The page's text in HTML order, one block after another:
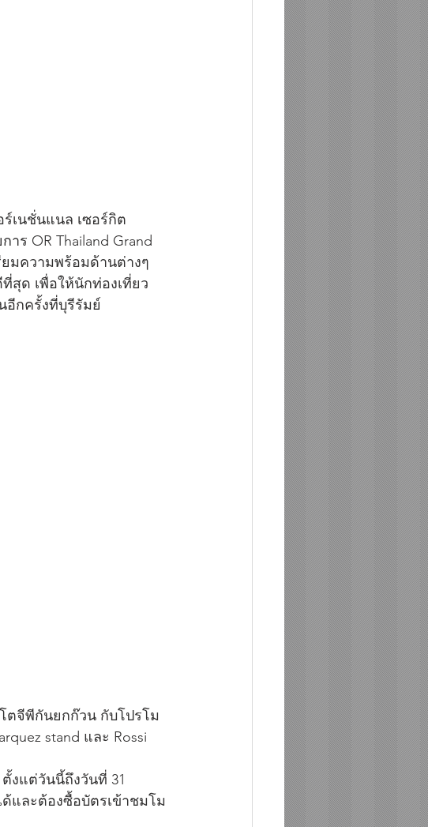
เนชั่นแนล เซอร์กิต
ร OR Thailand Grand
มความพร้อมด้านต่างๆ
ด เพื่อให้นักท่องเที่ยว
อีกครั้งที่บุรีรัมย์
ตจีพีกันยกก๊วน กับโปรโม
stand และ Rossi
ตั้งแต่วันนี้ถึงวันที่ 31
และต้องซื้อบัตรเข้าชมโม